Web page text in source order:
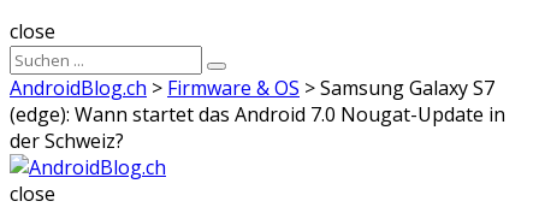
Suche
close
Sucheergebnisse
für
Suche
AndroidBlog.ch > Firmware & OS >Samsung Galaxy S7
(edge): Wann startet das Android 7.0 Nougat-Update in
der Schweiz?
close